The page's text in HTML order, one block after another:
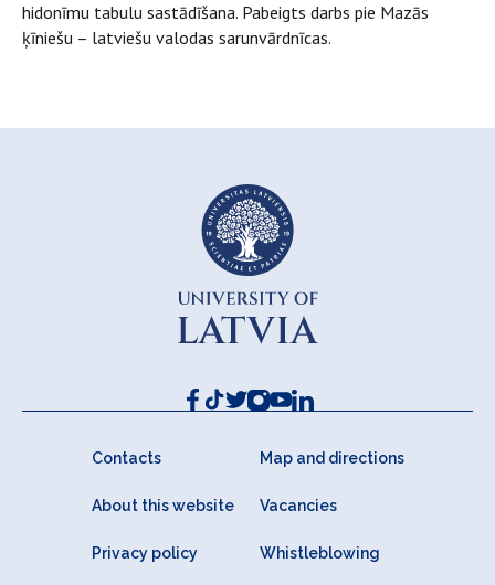
hidonīmu tabulu sastādīšana. Pabeigts darbs pie Mazās
ķīniešu – latviešu valodas sarunvārdnīcas.
Contacts Map and directions
About this website Vacancies
Privacy policy Whistleblowing